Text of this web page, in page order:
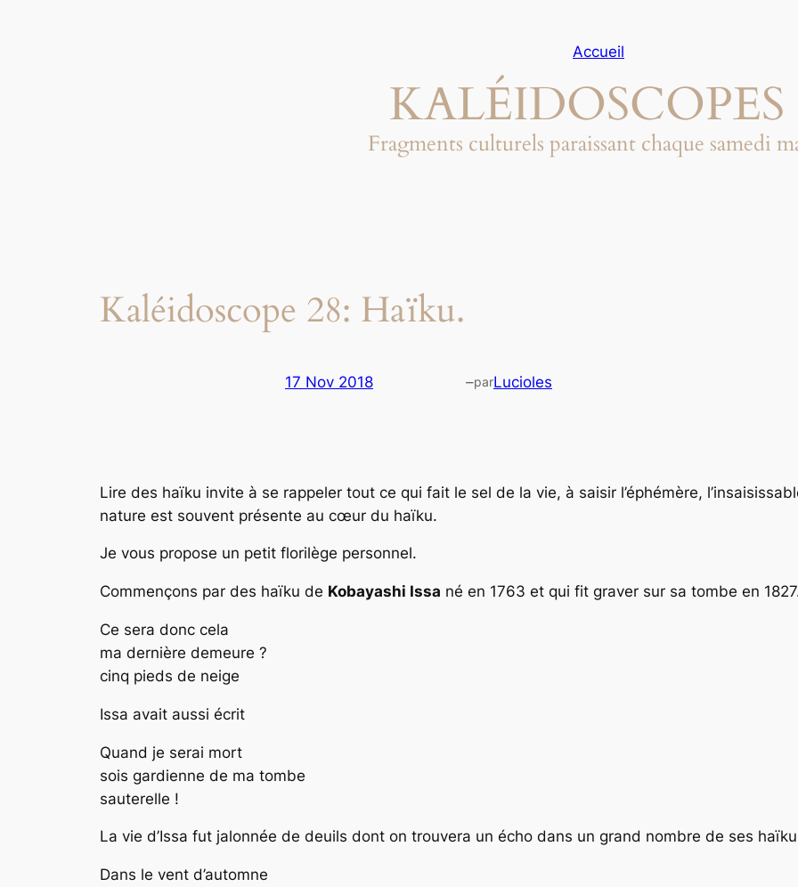
Accueil
KALÉIDOSCOPES
Fragments culturels paraissant chaque samedi
Kaléidoscope 28: Haïku.
17 Nov 2018 –parLucioles
Lire des haïku invite à se rappeler tout ce qui fait le sel de la vie, à saisir l’éphémère,
nature est souvent présente au cœur du haïku.
Je vous propose un petit florilège personnel.
Commençons par des haïku de Kobayashi Issa né en 1763 et qui fit graver sur sa tombe en
Ce sera donc cela
ma dernière demeure ?
cinq pieds de neige
Issa avait aussi écrit
Quand je serai mort
sois gardienne de ma tombe
sauterelle !
La vie d’Issa fut jalonnée de deuils dont on trouvera un écho dans un grand nombre de ses
Dans le vent d’automne